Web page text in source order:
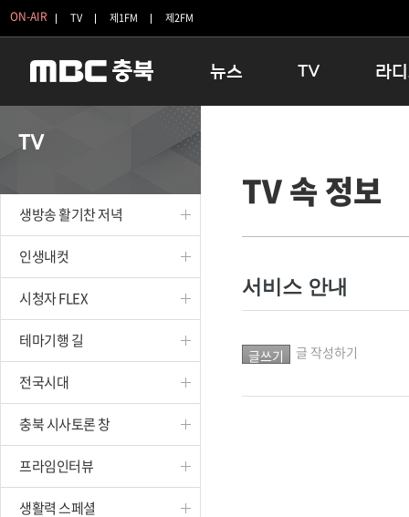
ON-AIR TV 제1FM 제2FM
뉴스
보은
옥천
TV
인생내컷
테마기행 길
시청자 FLEX
특집프로그램
종영프로그램
라
16:00 완
우리 고
TV
생방송 활기찬 저녁
인생내컷
시청자 FLEX
테마기행 길
전국시대
충북 시사토론 창
프라임인터뷰
생활력 스페셜
TV 속 정보
서비스 안내
글 작성하기